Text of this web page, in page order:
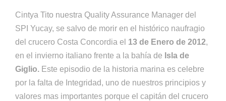
Cintya Tito nuestra Quality Assurance Manager del
SPI Yucay, se salvo de morir en el histórico naufragio
del crucero Costa Concordia el 13 de Enero de 2012,
en el invierno italiano frente a la bahía de Isla de
Giglio. Este episodio de la historia marina es celebre
por la falta de Integridad, uno de nuestros principios y
valores mas importantes porque el capitán del crucero